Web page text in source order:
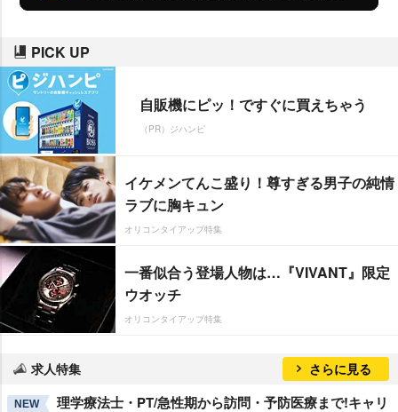
PICK UP
自販機にピッ！ですぐに買えちゃう
（PR）ジハンピ
イケメンてんこ盛り！尊すぎる男子の純情
ラブに胸キュン
オリコンタイアップ特集
一番似合う登場人物は…『VIVANT』限定
ウオッチ
オリコンタイアップ特集
求人特集 さらに見る
NEW
理学療法士・PT/急性期から訪問・予防医療まで!キャリ